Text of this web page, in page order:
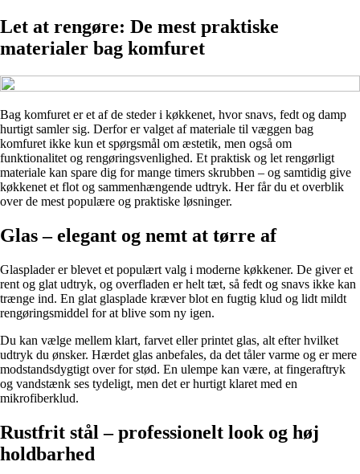
Let at rengøre: De mest praktiske
materialer bag komfuret
Bag komfuret er et af de steder i køkkenet, hvor snavs, fedt og damp
hurtigt samler sig. Derfor er valget af materiale til væggen bag
komfuret ikke kun et spørgsmål om æstetik, men også om
funktionalitet og rengøringsvenlighed. Et praktisk og let rengørligt
materiale kan spare dig for mange timers skrubben – og samtidig give
køkkenet et flot og sammenhængende udtryk. Her får du et overblik
over de mest populære og praktiske løsninger.
Glas – elegant og nemt at tørre af
Glasplader er blevet et populært valg i moderne køkkener. De giver et
rent og glat udtryk, og overfladen er helt tæt, så fedt og snavs ikke kan
trænge ind. En glat glasplade kræver blot en fugtig klud og lidt mildt
rengøringsmiddel for at blive som ny igen.
Du kan vælge mellem klart, farvet eller printet glas, alt efter hvilket
udtryk du ønsker. Hærdet glas anbefales, da det tåler varme og er mere
modstandsdygtigt over for stød. En ulempe kan være, at fingeraftryk
og vandstænk ses tydeligt, men det er hurtigt klaret med en
mikrofiberklud.
Rustfrit stål – professionelt look og høj
holdbarhed